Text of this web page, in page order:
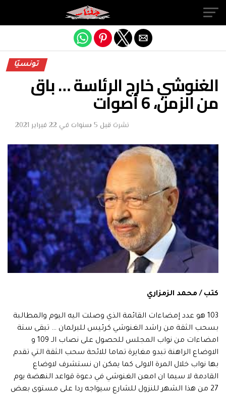
تونسيّا
الغنوشي خارج الرئاسة … باق
من الزمن، 6 أصوات
نشرت قبل 5 سنوات في 22 فبراير 2021
كتب / محمد الزمزاري
103 هو عدد إمضاءات القائمة الذي وصلت اليه اليوم والمطالبة
بسحب الثقة من راشد الغنوشي كرئيس للبرلمان … تبقى ستة
امضاءات من نواب المجلس للحصول على نصاب الـ 109 و
الاوضاع الراهنة تبدو مغايرة تماما للائحة سحب الثقة التي تقدم
بها نواب خلال المرة الاولى كما يمكن ان نستشرف لاوضاع
القادمة لا سيما ان امعن الغنوشي في دعوة قواعد النهضة يوم
27 من هذا الشهر للنزول للشارع سيواجه ردا على مستوى بعض
Exit mobile version